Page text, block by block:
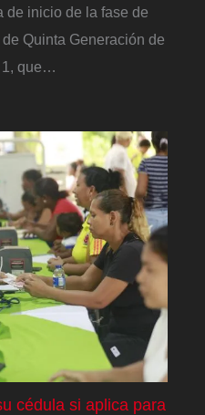
de inicio de la fase de
Quinta Generación de
1, que…
cédula si aplica para